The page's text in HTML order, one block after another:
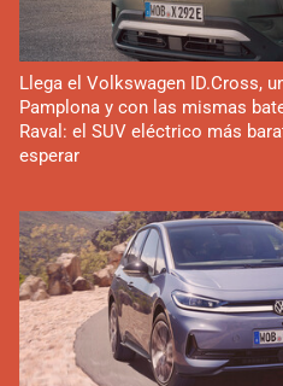
Llega el Volkswagen ID.Cross,
Pamplona y con las mismas
Raval: el SUV eléctrico más
esperar